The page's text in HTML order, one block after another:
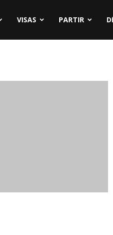
VISAS PARTIR